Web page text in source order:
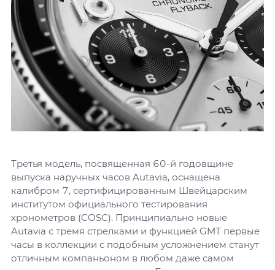
Третья модель, посвященная 60-й годовщине
выпуска наручных часов Autavia, оснащена
калибром 7, сертифицированным Швейцарским
институтом официального тестирования
хронометров (COSC). Принципиально новые
Autavia с тремя стрелками и функцией GMT первые
часы в коллекции с подобным усложнением станут
отличным компаньоном в любом даже самом